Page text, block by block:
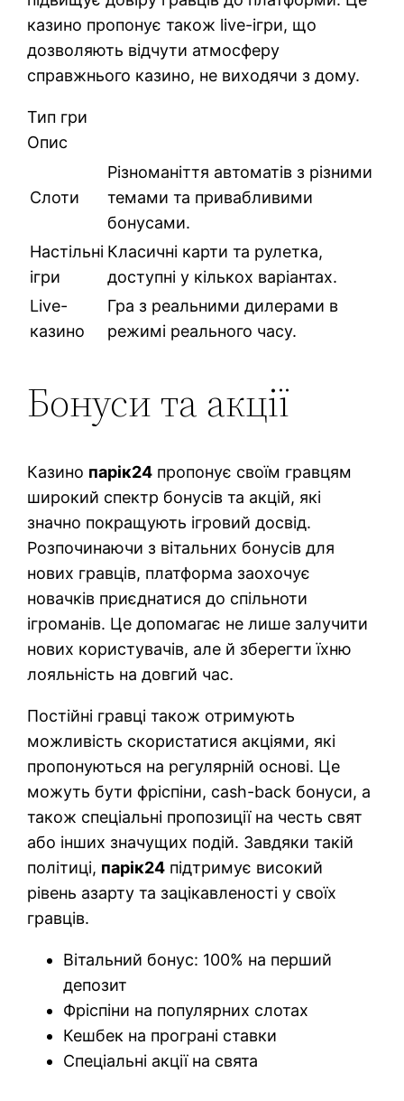
казино пропонує також live-ігри, що
дозволяють відчути атмосферу
справжнього казино, не виходячи з дому.
Тип гри
Опис
Слоти
Різноманіття автоматів з різними
темами та привабливими
бонусами.
Настільні
ігри
Класичні карти та рулетка,
доступні у кількох варіантах.
Live-
казино
Гра з реальними дилерами в
режимі реального часу.
Бонуси та акції
Казино парік24 пропонує своїм гравцям
широкий спектр бонусів та акцій, які
значно покращують ігровий досвід.
Розпочинаючи з вітальних бонусів для
нових гравців, платформа заохочує
новачків приєднатися до спільноти
ігроманів. Це допомагає не лише залучити
нових користувачів, але й зберегти їхню
лояльність на довгий час.
Постійні гравці також отримують
можливість скористатися акціями, які
пропонуються на регулярній основі. Це
можуть бути фріспіни, cash-back бонуси, а
також спеціальні пропозиції на честь свят
або інших значущих подій. Завдяки такій
політиці, парік24 підтримує високий
рівень азарту та зацікавленості у своїх
гравців.
Вітальний бонус: 100% на перший
депозит
Фріспіни на популярних слотах
Кешбек на програні ставки
Спеціальні акції на свята